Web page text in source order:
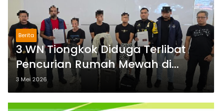
Berita
3 WN Tiongkok Diduga Terlibat
Pencurian Rumah Mewah di
Bogor Berhasil Diamankan
Imigrasi Ngurah Rai, Bogor dan
3 Mei 2026